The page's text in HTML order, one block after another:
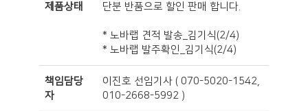
제품상태 단분 반품으로 할인 판매 합니다.
* 노바랩 견적 발송_김기식(2/4)
* 노바랩 발주확인_김기식(2/4)
책임담당
자
이진호 선임기사( 070-5020-1542,
010-2668-5992)